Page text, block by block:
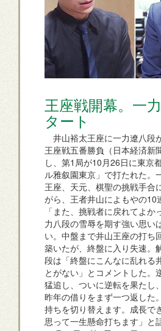
王座戦開幕。一
タート
井山裕太王座に一力遼八段
王座戦五番勝負（日本経済新
し、第1局が10月26日に東京
ル雅叙園東京」で打たれた。
王座、天元、棋聖の挑戦手合
がら、王者井山によもやの10
「また、挑戦者に戻れてよか
力八段の雪辱を期す強い思い
い。中盤まで井山王座の打ち
築いたが、終盤に入り失速。
段は「終盤にこんなに乱れる
とがない」とコメントした。
猛追し、ついに逆転を果たし
昨年の借りをまず一つ返した
持ちを切り替えます。成長で
思って一生懸命打ちます」と